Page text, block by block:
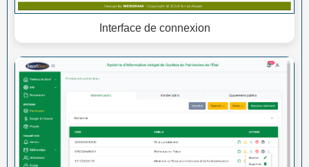
Interface de connexion